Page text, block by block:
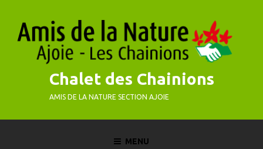
content
Chalet des Chainions
AMIS DE LA NATURE SECTION AJOIE
MENU